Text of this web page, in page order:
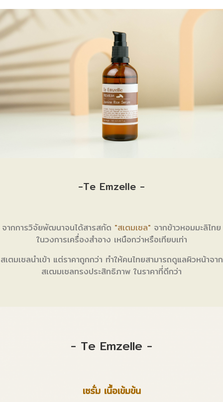
-Te Emzelle -
จากการวิจัยพัฒนาจนได้สารสกัด "สเตมเซล" จากข้าวหอมมะลิไทย
ในวงการเครื่องสำอาง เหนือกว่าหรือเทียบเท่า
สเตมเซลนำเข้า แต่ราคาถูกกว่า ทำให้คนไทยสามารถดูแลผิวหน้าจาก
สเฒมเซลทรงประสิทธิภาพ ในราคาที่ดีกว่า
-Te Emzelle -
จากการวิจัยพัฒนาจนได้สารสกัด "สเตมเซล" จากข้าวหอมมะลิไทย
ในวงการเครื่องสำอาง เหนือกว่าหรือเทียบเท่า
สเตมเซลนำเข้า แต่ราคาถูกกว่า ทำให้คนไทยสามารถดูแลผิวหน้าจาก
สเฒมเซลทรงประสิทธิภาพ ในราคาที่ดีกว่า
- Te Emzelle -
เซรั่ม เนื้อเข้มข้น
- Te Emzelle -
เซรั่ม เนื้อเข้มข้น